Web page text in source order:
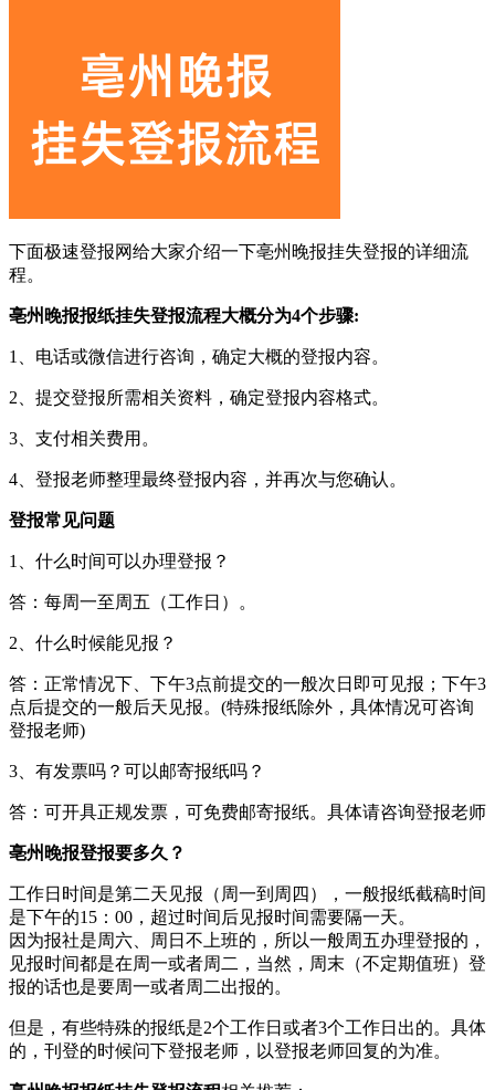
下面极速登报网给大家介绍一下亳州晚报挂失登报的详细流
程。
亳州晚报报纸挂失登报流程大概分为4个步骤:
1、电话或微信进行咨询，确定大概的登报内容。
2、提交登报所需相关资料，确定登报内容格式。
3、支付相关费用。
4、登报老师整理最终登报内容，并再次与您确认。
登报常见问题
1、什么时间可以办理登报？
答：每周一至周五（工作日）。
2、什么时候能见报？
答：正常情况下、下午3点前提交的一般次日即可见报；下午3
点后提交的一般后天见报。(特殊报纸除外，具体情况可咨询
登报老师)
3、有发票吗？可以邮寄报纸吗？
答：可开具正规发票，可免费邮寄报纸。具体请咨询登报老师
亳州晚报登报要多久？
工作日时间是第二天见报（周一到周四），一般报纸截稿时间
是下午的15：00，超过时间后见报时间需要隔一天。
因为报社是周六、周日不上班的，所以一般周五办理登报的，
见报时间都是在周一或者周二，当然，周末（不定期值班）登
报的话也是要周一或者周二出报的。
但是，有些特殊的报纸是2个工作日或者3个工作日出的。具体
的，刊登的时候问下登报老师，以登报老师回复的为准。